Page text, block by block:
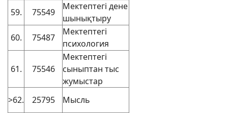
59. 75549
Мектептегі дене
шынықтыру
60.
75487
Мектептегі
психология
61. 75546
Мектептегі
сыныптан тыс
жумыстар
>62.
25795 Мысль